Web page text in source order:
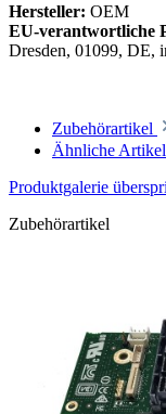
Hersteller: OEM
EU-verantwortliche
Dresden, 01099, DE,
Zubehörartikel
Ähnliche Artikel
Produktgalerie
Zubehörartikel